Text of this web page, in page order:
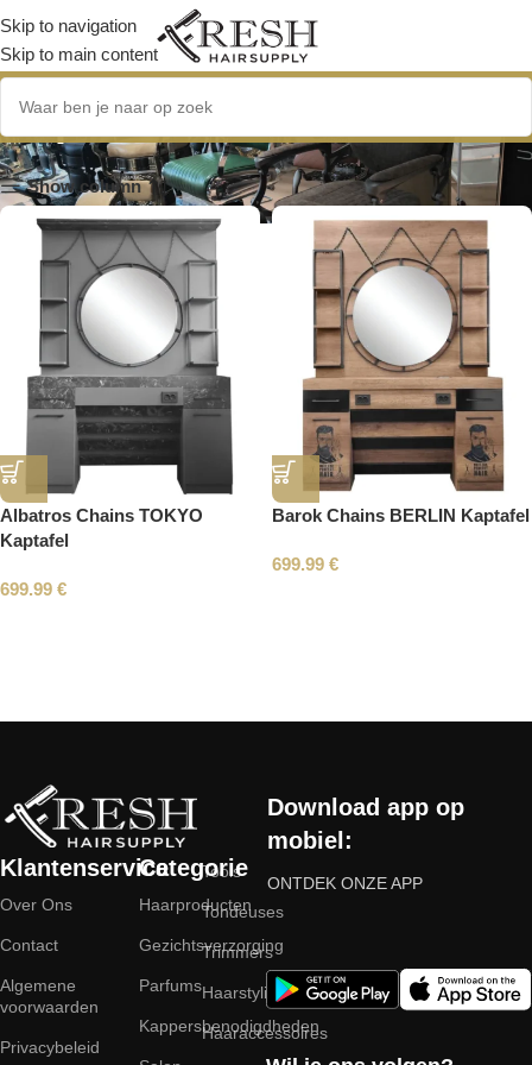
Skip to navigation
Skip to main content
Kaptafel
Show column
Albatros Chains TOKYO
Kaptafel
699.99 €
Barok Chains BERLIN Kaptafel
699.99 €
Klantenservice
Over Ons
Contact
Algemene
voorwaarden
Privacybeleid
Categorie
Haarproducten
Gezichtsverzorging
Parfums
Kappersbenodigdheden
Tools
Tondeuses
Trimmers
Haarstyling
Haaraccessoires
Download app op
mobiel:
ONTDEK ONZE APP